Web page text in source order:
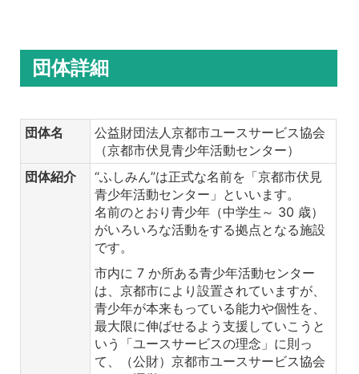
団体詳細
団体名
公益財団法人京都市ユースサービス協会
（京都市伏見青少年活動センター）
団体紹介
“ふしみん”は正式な名前を「京都市伏見
青少年活動センター」といいます。
名前のとおり青少年（中学生～ 30 歳）
がいろいろな活動をする拠点となる施設
です。
市内に 7 か所ある青少年活動センター
は、京都市により設置されていますが、
青少年が本来もっている能力や個性を、
最大限に伸ばせるよう支援していこうと
いう「ユースサービスの理念」に則っ
て、（公財）京都市ユースサービス協会